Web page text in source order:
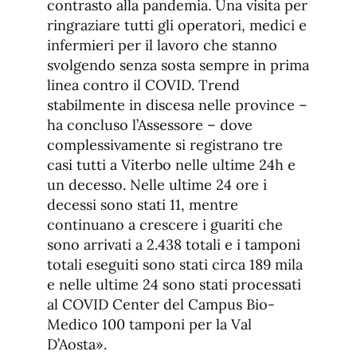
contrasto alla pandemia. Una visita per
ringraziare tutti gli operatori, medici e
infermieri per il lavoro che stanno
svolgendo senza sosta sempre in prima
linea contro il COVID. Trend
stabilmente in discesa nelle province –
ha concluso l’Assessore – dove
complessivamente si registrano tre
casi tutti a Viterbo nelle ultime 24h e
un decesso. Nelle ultime 24 ore i
decessi sono stati 11, mentre
continuano a crescere i guariti che
sono arrivati a 2.438 totali e i tamponi
totali eseguiti sono stati circa 189 mila
e nelle ultime 24 sono stati processati
al COVID Center del Campus Bio-
Medico 100 tamponi per la Val
D’Aosta».